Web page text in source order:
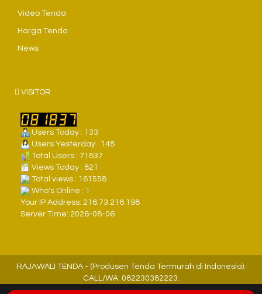
Video Tenda
Harga Tenda
News
VISITOR
Users Today : 133
Users Yesterday : 148
Total Users : 71837
Views Today : 821
Total views : 161558
Who's Online : 1
Your IP Address: 216.73.216.198
Server Time: 2026-08-06
RAJAWALI TENDA - (Produsen Tenda Termurah di Indonesia).
CALL/WA: 082230382223.